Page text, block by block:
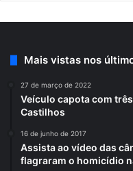
Mais vistas nos
27 de março de 2022
Veículo capota com
Castilhos
16 de junho de 2017
Assista ao vídeo das
flagraram o homicídio